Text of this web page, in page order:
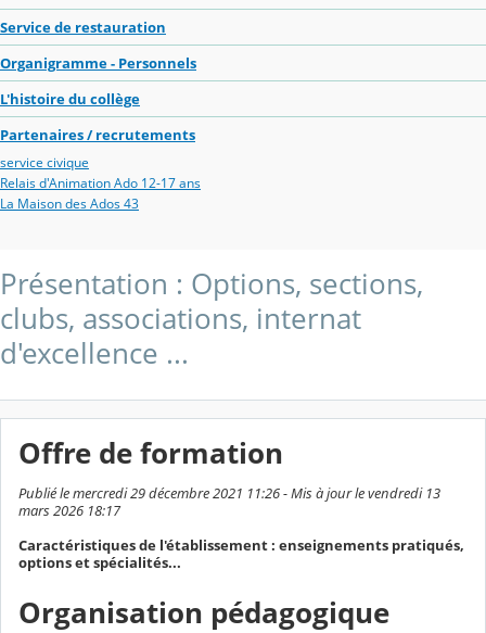
Service de restauration
Organigramme - Personnels
L'histoire du collège
Partenaires / recrutements
service civique
Relais d'Animation Ado 12-17 ans
La Maison des Ados 43
Présentation : Options, sections,
clubs, associations, internat
d'excellence ...
Offre de formation
Publié le mercredi 29 décembre 2021 11:26 - Mis à jour le vendredi 13
mars 2026 18:17
Caractéristiques de l'établissement : enseignements pratiqués,
options et spécialités...
Organisation pédagogique